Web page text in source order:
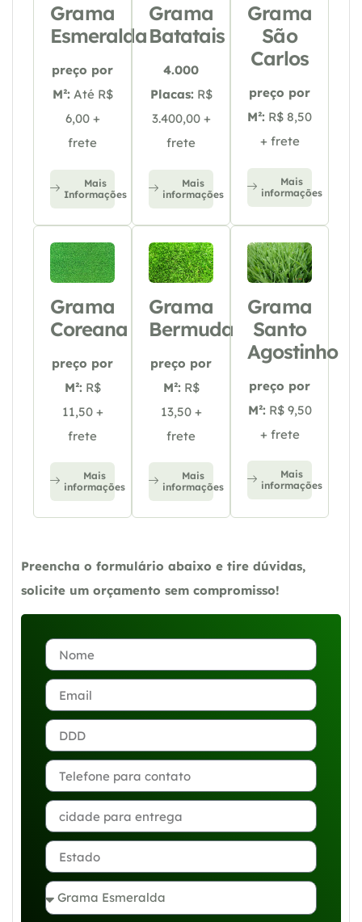
Grama
Esmeralda
preço por
M²: Até R$
6,00 +
frete
Mais
Informações
Grama
Batatais
4.000
Placas: R$
3.400,00 +
frete
Mais
informações
Grama
São
Carlos
preço por
M²: R$ 8,50
+ frete
Mais
informações
Grama
Coreana
preço por
M²: R$
11,50 +
frete
Mais
informações
Grama
Bermuda
preço por
M²: R$
13,50 +
frete
Mais
informações
Grama
Santo
Agostinho
preço por
M²: R$ 9,50
+ frete
Mais
informações
Preencha o formulário abaixo e tire dúvidas,
solicite um orçamento sem compromisso!